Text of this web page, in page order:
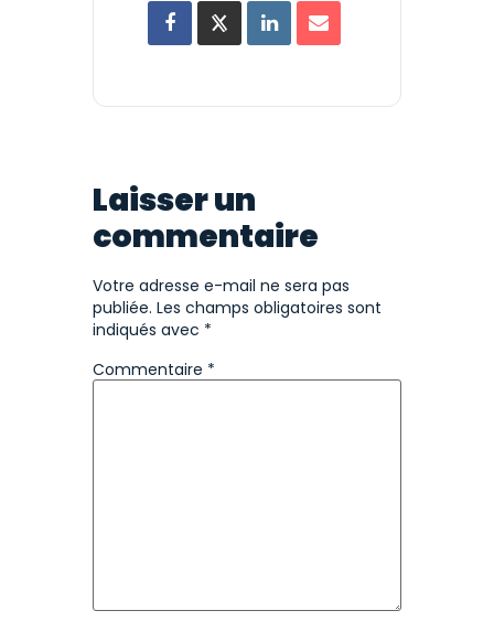
Laisser un
commentaire
Votre adresse e-mail ne sera pas
publiée. Les champs obligatoires sont
indiqués avec *
Commentaire *